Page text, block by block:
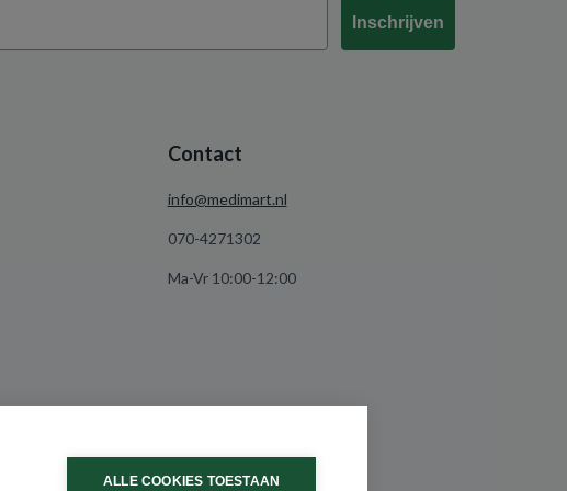
Inschrijven
Contact
info@medimart.nl
070-4271302
Ma-Vr 10:00-12:00
ALLE COOKIES TOESTAAN